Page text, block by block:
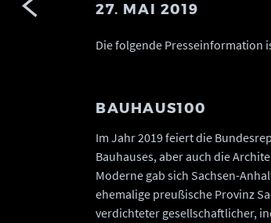
27. MAI 2019
Die folgende Presseinformation
BAUHAUS100
Im Jahr 2019 feiert die
Bauhauses, aber auch die
Moderne gab sich Sachsen-
ehemalige preußische Provinz
verdichteter gesellschaftlicher,